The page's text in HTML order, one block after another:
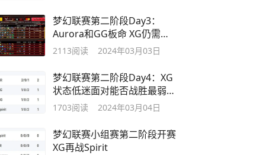
梦幻联赛第二阶段Day3：
Aurora和GG板命 XG仍需努
力
2113阅读 2024年03月03日
梦幻联赛第二阶段Day4：XG
状态低迷面对能否战胜最弱对
手？
1703阅读 2024年03月04日
梦幻联赛小组赛第二阶段开赛
XG再战Spirit